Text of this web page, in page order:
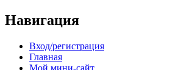
Навигация
Вход/регистрация
Главная
Мой мини-сайт